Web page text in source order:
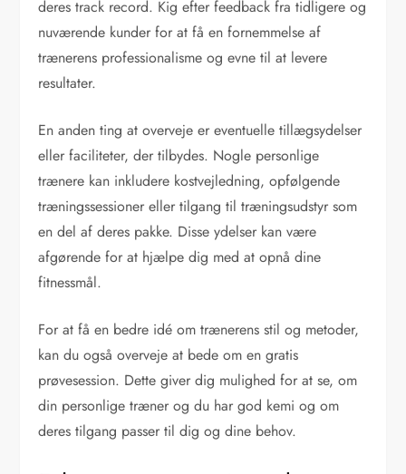
deres track record. Kig efter feedback fra tidligere og
nuværende kunder for at få en fornemmelse af
trænerens professionalisme og evne til at levere
resultater.
En anden ting at overveje er eventuelle tillægsydelser
eller faciliteter, der tilbydes. Nogle personlige
trænere kan inkludere kostvejledning, opfølgende
træningssessioner eller tilgang til træningsudstyr som
en del af deres pakke. Disse ydelser kan være
afgørende for at hjælpe dig med at opnå dine
fitnessmål.
For at få en bedre idé om trænerens stil og metoder,
kan du også overveje at bede om en gratis
prøvesession. Dette giver dig mulighed for at se, om
din personlige træner og du har god kemi og om
deres tilgang passer til dig og dine behov.